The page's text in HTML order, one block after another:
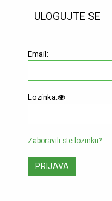
ULOGUJTE SE
Email:
Lozinka:
Zaboravili ste lozinku?
PRIJAVA